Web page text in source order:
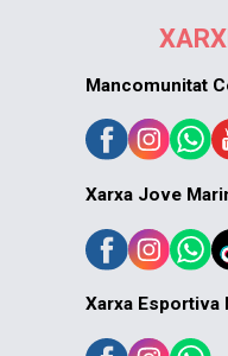
Mancomunitat
Xarxa Jove
Xarxa Esportiva